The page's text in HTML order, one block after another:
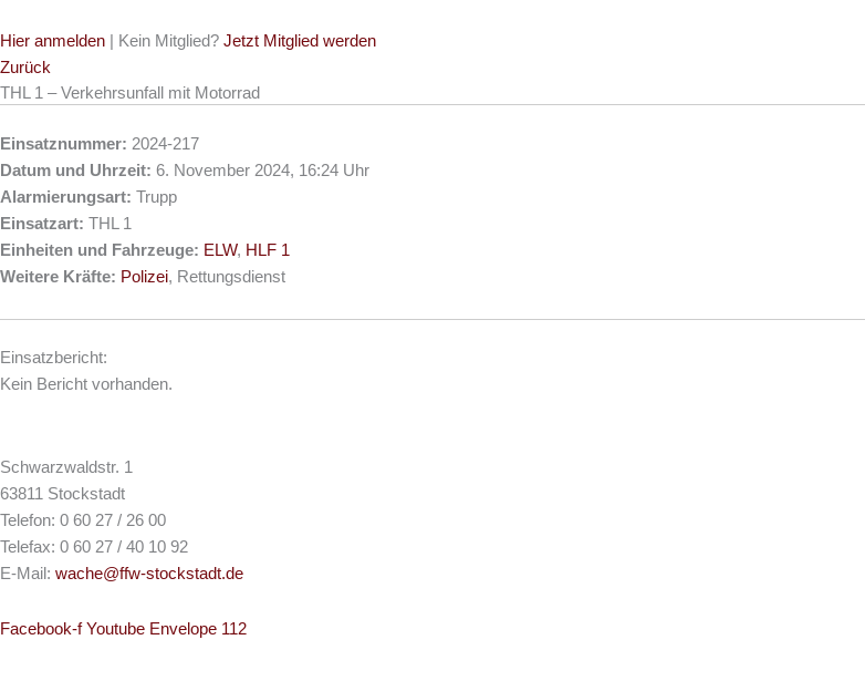
Hier anmelden | Kein Mitglied? Jetzt Mitglied werden
Zurück
THL 1 – Verkehrsunfall mit Motorrad
Einsatznummer: 2024-217
Datum und Uhrzeit: 6. November 2024, 16:24 Uhr
Alarmierungsart: Trupp
Einsatzart: THL 1
Einheiten und Fahrzeuge: ELW, HLF 1
Weitere Kräfte: Polizei, Rettungsdienst
Einsatzbericht:
Kein Bericht vorhanden.
Schwarzwaldstr. 1
63811 Stockstadt
Telefon: 0 60 27 / 26 00
Telefax: 0 60 27 / 40 10 92
E-Mail: wache@ffw-stockstadt.de
Facebook-f Youtube Envelope 112